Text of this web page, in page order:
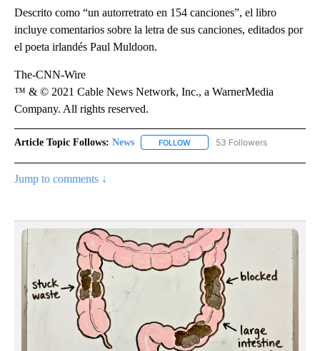
Descrito como “un autorretrato en 154 canciones”, el libro
incluye comentarios sobre la letra de sus canciones, editados por
el poeta irlandés Paul Muldoon.
The-CNN-Wire
™ & © 2021 Cable News Network, Inc., a WarnerMedia
Company. All rights reserved.
Article Topic Follows: News FOLLOW FOLLOW "NEWS" TO RECEIVE
53 Followers
Jump to comments ↓